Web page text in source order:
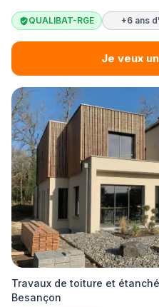
QUALIBAT-RGE +6 ans
Je veux
Travaux de toiture et
Besançon